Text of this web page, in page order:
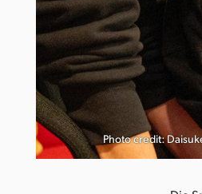
Photo credit: